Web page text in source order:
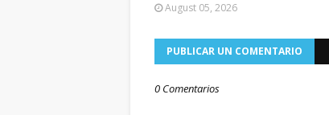
August 05, 2026
PUBLICAR UN COMENTARIO
0 Comentarios